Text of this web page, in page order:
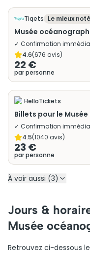
Tiqets Le mieux noté
Musée
✓ Confirmation
4.6(676 avis)
22 €
par personne
HelloTickets
Billets pour le
✓ Confirmation
4.5(1040 avis)
23 €
par personne
À voir aussi (3)
Jours &
Musée
Retrouvez ci-dessous